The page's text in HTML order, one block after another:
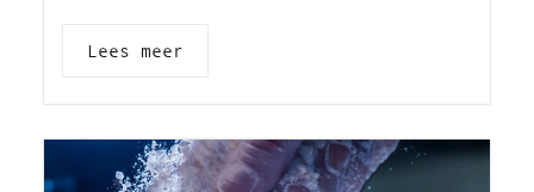
Lees meer